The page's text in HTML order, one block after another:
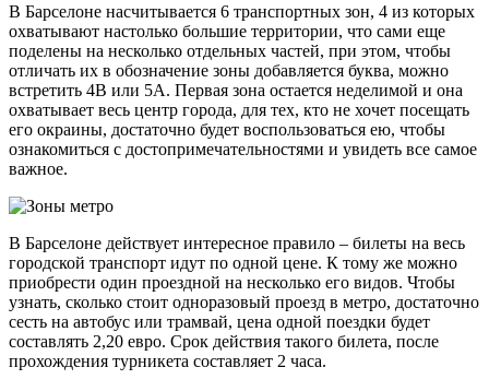
В Барселоне насчитывается 6 транспортных зон, 4 из которых
охватывают настолько большие территории, что сами еще
поделены на несколько отдельных частей, при этом, чтобы
отличать их в обозначение зоны добавляется буква, можно
встретить 4В или 5А. Первая зона остается неделимой и она
охватывает весь центр города, для тех, кто не хочет посещать
его окраины, достаточно будет воспользоваться ею, чтобы
ознакомиться с достопримечательностями и увидеть все самое
важное.
В Барселоне действует интересное правило – билеты на весь
городской транспорт идут по одной цене. К тому же можно
приобрести один проездной на несколько его видов. Чтобы
узнать, сколько стоит одноразовый проезд в метро, достаточно
сесть на автобус или трамвай, цена одной поездки будет
составлять 2,20 евро. Срок действия такого билета, после
прохождения турникета составляет 2 часа.